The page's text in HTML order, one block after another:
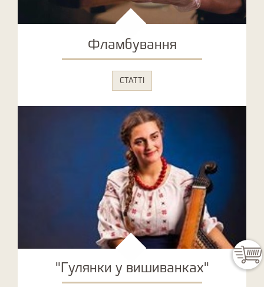
Фламбування
СТАТТІ
"Гулянки у вишиванках"